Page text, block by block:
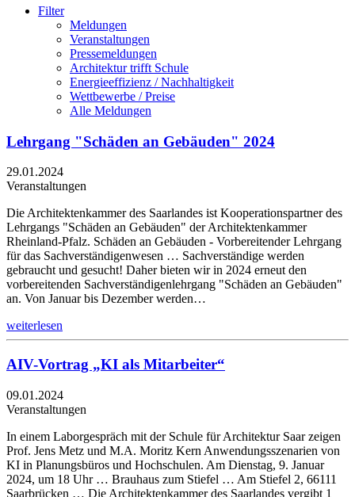
Filter
Meldungen
Veranstaltungen
Pressemeldungen
Architektur trifft Schule
Energieeffizienz / Nachhaltigkeit
Wettbewerbe / Preise
Alle Meldungen
Lehrgang "Schäden an Gebäuden" 2024
29.01.2024
Veranstaltungen
Die Architektenkammer des Saarlandes ist Kooperationspartner des
Lehrgangs "Schäden an Gebäuden" der Architektenkammer
Rheinland-Pfalz. Schäden an Gebäuden - Vorbereitender Lehrgang
für das Sachverständigenwesen … Sachverständige werden
gebraucht und gesucht! Daher bieten wir in 2024 erneut den
vorbereitenden Sachverständigenlehrgang "Schäden an Gebäuden"
an. Von Januar bis Dezember werden…
weiterlesen
AIV-Vortrag „KI als Mitarbeiter“
09.01.2024
Veranstaltungen
In einem Laborgespräch mit der Schule für Architektur Saar zeigen
Prof. Jens Metz und M.A. Moritz Kern Anwendungsszenarien von
KI in Planungsbüros und Hochschulen. Am Dienstag, 9. Januar
2024, um 18 Uhr … Brauhaus zum Stiefel … Am Stiefel 2, 66111
Saarbrücken … Die Architektenkammer des Saarlandes vergibt 1